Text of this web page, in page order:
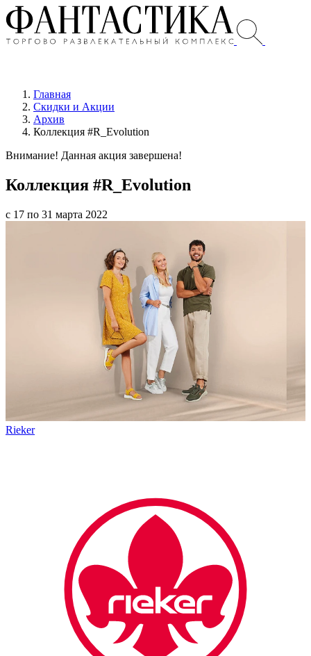
Главная
Скидки и Акции
Архив
Коллекция #R_Evolution
Внимание! Данная акция завершена!
Коллекция #R_Evolution
с 17 по 31 марта 2022
Rieker